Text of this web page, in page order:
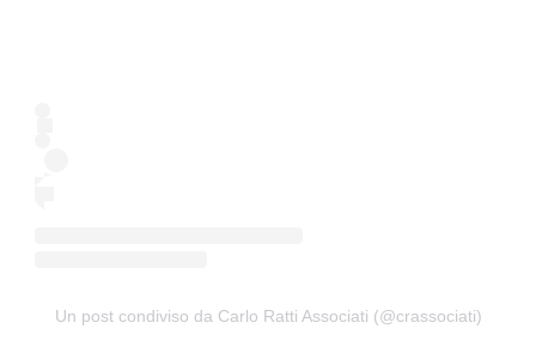
Un post condiviso da Carlo Ratti Associati (@crassociati)